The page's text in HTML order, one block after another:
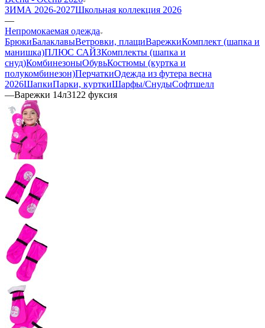
ЗИМА 2026-2027Школьная коллекция 2026
—
Непромокаемая одежда
БрюкиБалаклавыВетровки, плащиВарежкиКомплект (шапка и
манишка)ПЛЮС САЙЗКомплекты (шапка и
снуд)КомбинезоныОбувьКостюмы (куртка и
полукомбинезон)ПерчаткиОдежда из футера весна
2026ШапкиПарки, курткиШарфы/СнудыСофтшелл
—Варежки 14л3122 фуксия